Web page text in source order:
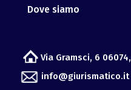
Via Gramsci, 6